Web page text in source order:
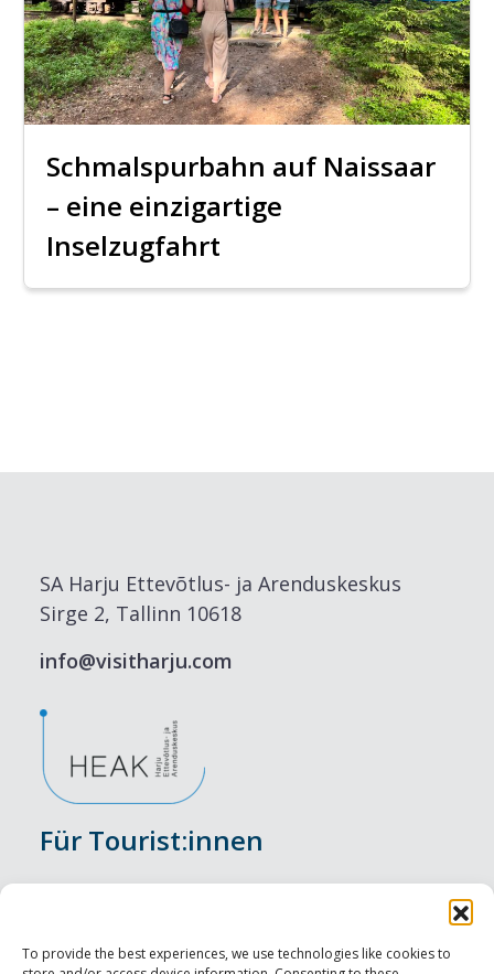
To provide the best experiences, we use technologies like cookies to
Schmalspurbahn auf Naissaar
– eine einzigartige
Inselzugfahrt
SA Harju Ettevõtlus- ja Arenduskeskus
Sirge 2, Tallinn 10618
info@visitharju.com
Für Tourist:innen
Unterkunft